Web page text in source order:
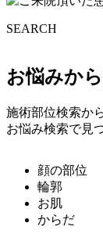
SEARCH
お悩みか
施術部位検索か
お悩み検索で見
顔の部位
輪郭
お肌
からだ